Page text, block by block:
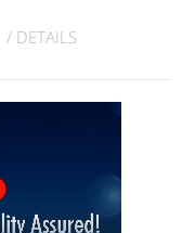
/ DETAILS